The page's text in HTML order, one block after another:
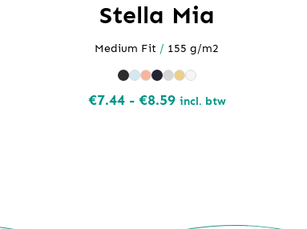
Stella Mia
Medium Fit / 155 g/m2
€7.44 - €8.59Prijsklasse:
incl. btw